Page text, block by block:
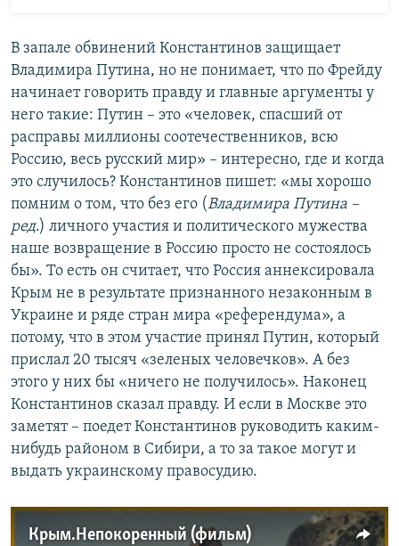
В запале обвинений Константинов защищает
Владимира Путина, но не понимает, что по Фрейду
начинает говорить правду и главные аргументы у
него такие: Путин – это «человек, спасший от
расправы миллионы соотечественников, всю
Россию, весь русский мир» – интересно, где и когда
это случилось? Константинов пишет: «мы хорошо
помним о том, что без его (Владимира Путина –
ред.) личного участия и политического мужества
наше возвращение в Россию просто не состоялось
бы». То есть он считает, что Россия аннексировала
Крым не в результате признанного незаконным в
Украине и ряде стран мира «референдума», а
потому, что в этом участие принял Путин, который
прислал 20 тысяч «зеленых человечков». А без
этого у них бы «ничего не получилось». Наконец
Константинов сказал правду. И если в Москве это
заметят – поедет Константинов руководить каким-
нибудь районом в Сибири, а то за такое могут и
выдать украинскому правосудию.
Крым.Непокоренный (фильм)